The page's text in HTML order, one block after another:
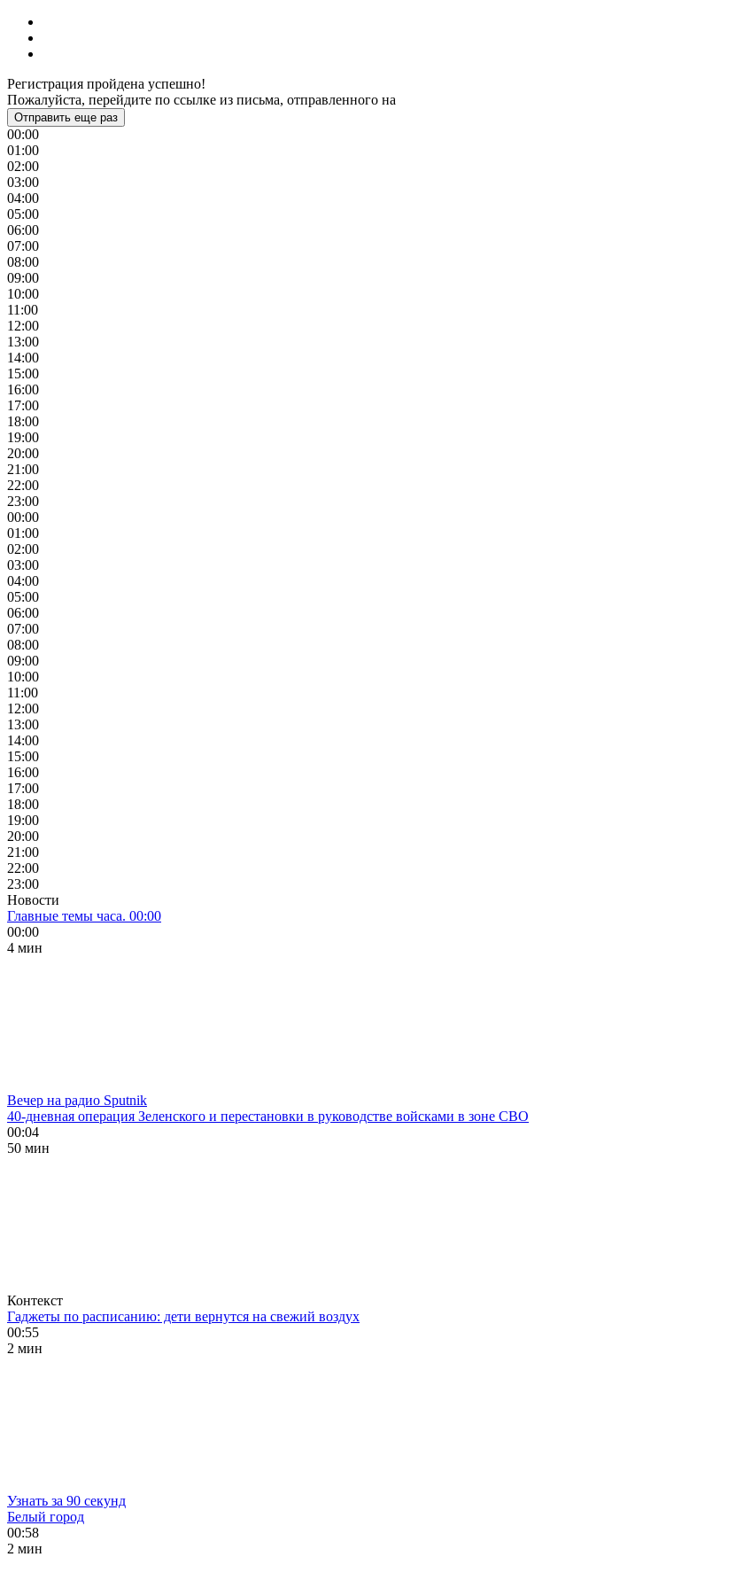
Регистрация пройдена успешно!
Пожалуйста, перейдите по ссылке из письма, отправленного на
Отправить еще раз
00:00
01:00
02:00
03:00
04:00
05:00
06:00
07:00
08:00
09:00
10:00
11:00
12:00
13:00
14:00
15:00
16:00
17:00
18:00
19:00
20:00
21:00
22:00
23:00
00:00
01:00
02:00
03:00
04:00
05:00
06:00
07:00
08:00
09:00
10:00
11:00
12:00
13:00
14:00
15:00
16:00
17:00
18:00
19:00
20:00
21:00
22:00
23:00
Новости
Главные темы часа. 00:00
00:00
4 мин
Вечер на радио Sputnik
40-дневная операция Зеленского и перестановки в руководстве войсками в зоне СВО
00:04
50 мин
Контекст
Гаджеты по расписанию: дети вернутся на свежий воздух
00:55
2 мин
Узнать за 90 секунд
Белый город
00:58
2 мин